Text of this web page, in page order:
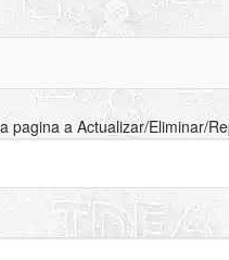
pagina a Actualizar/Eliminar/